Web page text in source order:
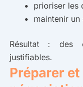
prioriser les
maintenir un
Résultat : des
justifiables.
Préparer